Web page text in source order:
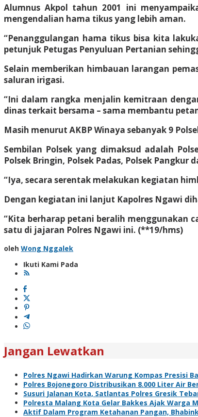
Alumnus Akpol tahun 2001 ini
mengendalian hama tikus yang lebih aman.
“Penanggulangan hama tikus bisa kita
petunjuk Petugas Penyuluan Pertanian
Selain memberikan himbauan larangan
saluran irigasi.
“Ini dalam rangka menjalin kemitraan
dinas terkait bersama – sama membantu
Masih menurut AKBP Winaya sebanyak 9
Sembilan Polsek yang dimaksud adalah
Polsek Bringin, Polsek Padas, Polsek Pangkur
“Iya, secara serentak melakukan kegiatan
Dengan kegiatan ini lanjut Kapolres Ngawi
“Kita berharap petani beralih menggunakan
satu di jajaran Polres Ngawi ini. (**19/hms)
oleh Wong Nggalek
Ikuti Kami Pada
Jangan Lewatkan
Polres Ngawi Hadirkan Warung Kompas Presisi
Polres Bojonegoro Distribusikan 8.000 Liter Air
Susuri Jalanan Kota, Satlantas Polres Gresik
Polresta Malang Kota Gelar Bakkes Ajak Warga
Aktif Dalam Program Ketahanan Pangan,